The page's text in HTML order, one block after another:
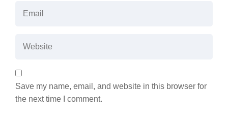
Save my name, email, and website in this browser for
the next time I comment.